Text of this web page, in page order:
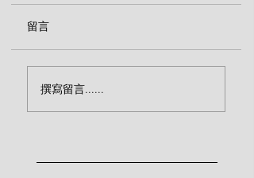
瑟）
留言
撰寫留言......